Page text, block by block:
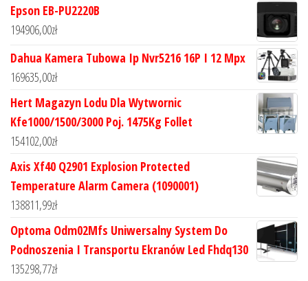
Epson EB-PU2220B
194906,00zł
Dahua Kamera Tubowa Ip Nvr5216 16P I 12 Mpx
169635,00zł
Hert Magazyn Lodu Dla Wytwornic
Kfe1000/1500/3000 Poj. 1475Kg Follet
154102,00zł
Axis Xf40 Q2901 Explosion Protected
Temperature Alarm Camera (1090001)
138811,99zł
Optoma Odm02Mfs Uniwersalny System Do
Podnoszenia I Transportu Ekranów Led Fhdq130
135298,77zł